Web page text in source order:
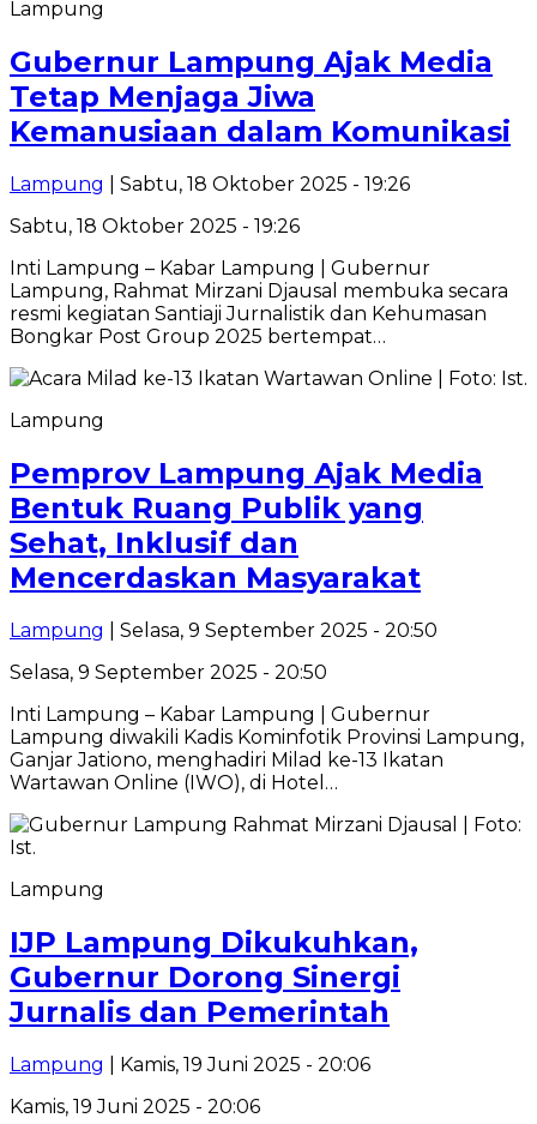
Lampung
Gubernur Lampung Ajak Media
Tetap Menjaga Jiwa
Kemanusiaan dalam Komunikasi
Lampung
| Sabtu, 18 Oktober 2025 - 19:26
Sabtu, 18 Oktober 2025 - 19:26
Inti Lampung – Kabar Lampung | Gubernur
Lampung, Rahmat Mirzani Djausal membuka secara
resmi kegiatan Santiaji Jurnalistik dan Kehumasan
Bongkar Post Group 2025 bertempat…
Lampung
Pemprov Lampung Ajak Media
Bentuk Ruang Publik yang
Sehat, Inklusif dan
Mencerdaskan Masyarakat
Lampung
| Selasa, 9 September 2025 - 20:50
Selasa, 9 September 2025 - 20:50
Inti Lampung – Kabar Lampung | Gubernur
Lampung diwakili Kadis Kominfotik Provinsi Lampung,
Ganjar Jationo, menghadiri Milad ke-13 Ikatan
Wartawan Online (IWO), di Hotel…
Lampung
IJP Lampung Dikukuhkan,
Gubernur Dorong Sinergi
Jurnalis dan Pemerintah
Lampung
| Kamis, 19 Juni 2025 - 20:06
Kamis, 19 Juni 2025 - 20:06